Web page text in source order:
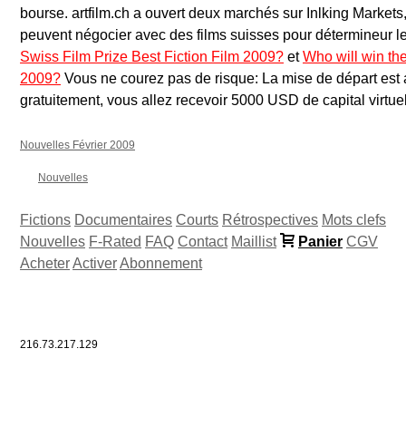
bourse. artfilm.ch a ouvert deux marchés sur Inlking
peuvent négocier avec des films suisses pour détermineur
Swiss Film Prize Best Fiction Film 2009? etWho will win
2009? Vous ne courez pas de risque: La mise de départ
gratuitement, vous allez recevoir 5000 USD de capital
Nouvelles Février 2009
Nouvelles
Fictions Documentaires Courts Rétrospectives Mots clefs
Nouvelles F-Rated FAQ Contact Maillist Panier CGV
AcheterActiverAbonnement
216.73.217.129